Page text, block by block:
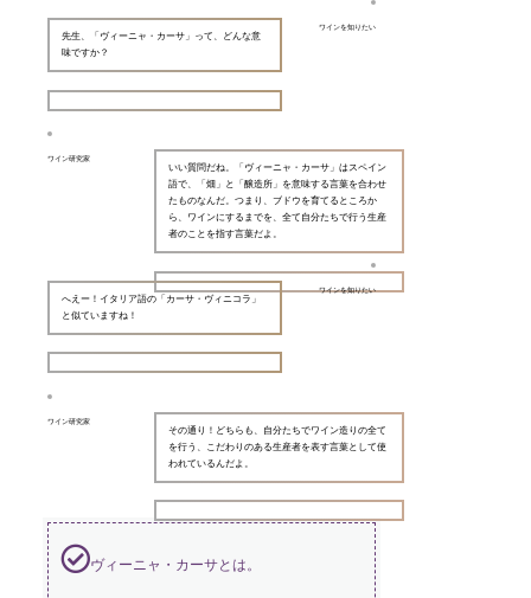
ワインを知りたい
先生、「ヴィーニャ・カーサ」って、どんな意
味ですか？
ワイン研究家
いい質問だね。「ヴィーニャ・カーサ」はスペイン
語で、「畑」と「醸造所」を意味する言葉を合わせ
たものなんだ。つまり、ブドウを育てるところか
ら、ワインにするまでを、全て自分たちで行う生産
者のことを指す言葉だよ。
ワインを知りたい
へえー！イタリア語の「カーサ・ヴィニコラ」
と似ていますね！
ワイン研究家
その通り！どちらも、自分たちでワイン造りの全て
を行う、こだわりのある生産者を表す言葉として使
われているんだよ。
ヴィーニャ・カーサとは。